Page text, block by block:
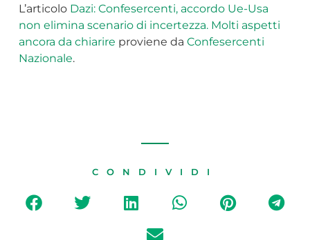
L’articolo Dazi: Confesercenti, accordo Ue-Usa
non elimina scenario di incertezza. Molti aspetti
ancora da chiarire proviene da Confesercenti
Nazionale.
CONDIVIDI